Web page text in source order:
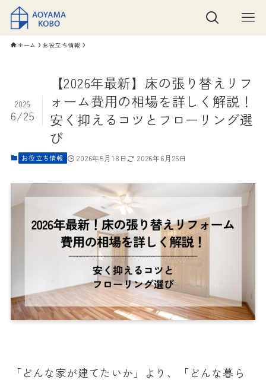
ホーム お役立ち情報
【2026年最新】床の張り替えリフ
ォーム費用の相場を詳しく解説！
安く抑えるコツとフローリング選
び
2026
6/25
お役立ち情報 2026年5月18日 2026年6月25日
「どんな家が建てたいか」より、「どんな暮ら